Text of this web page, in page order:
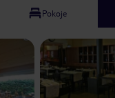
Pokoje